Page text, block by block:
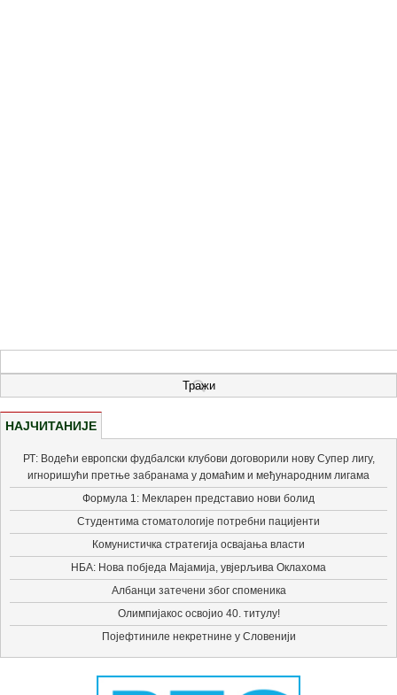
НАЈЧИТАНИЈЕ
РТ: Водећи европски фудбалски клубови договорили нову Супер лигу,
игноришући претње забранама у домаћим и међународним лигама
Формула 1: Мекларен представио нови болид
Студентима стоматологије потребни пацијенти
Комунистичка стратегија освајања власти
НБА: Нова побједа Мајамија, увјерљива Оклахома
Албанци затечени због споменика
Олимпијакос освојио 40. титулу!
Појефтиниле некретнине у Словенији